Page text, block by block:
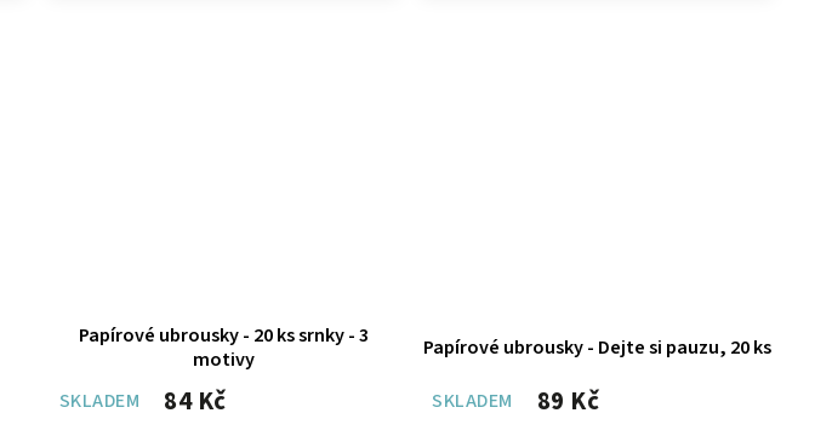
Papírové ubrousky - 20 ks srnky - 3
motivy
SKLADEM
84 Kč
Papírové ubrousky - Dejte si pauzu, 20 ks
SKLADEM 89 Kč